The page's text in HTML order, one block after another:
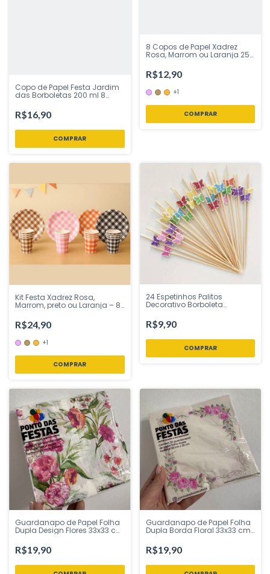
Copo de Papel Festa Jardim
das Borboletas 200 ml 8
Sua Festa Loja
R$16,90
8 Copos de Papel Xadrez
Rosa, Marrom ou Laranja 250
Sua Festa Loja
R$12,90
+1
COMPRAR
Kit Festa Xadrez Rosa,
Marrom, preto ou Laranja – 8
cm – Ponto das Festas –
Inspire Sua Festa Loja
R$24,90
+1
COMPRAR
24 Espetinhos Palitos
Decorativo Borboleta
das Festas - Inspire sua
Festa Loja
R$9,90
Guardanapo de Papel Folha
Dupla Design Flores 33x33 cm
sua Festa Loja
R$19,90
Guardanapo de Papel Folha
Dupla Borda Floral 33x33 cm
sua Festa Loja
R$19,90